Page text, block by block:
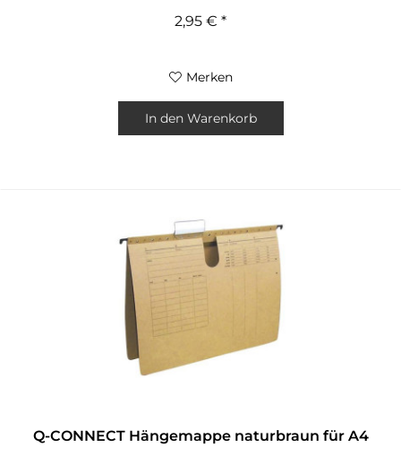
2,95 € *
Merken
In den Warenkorb
Q-CONNECT Hängemappe naturbraun für A4